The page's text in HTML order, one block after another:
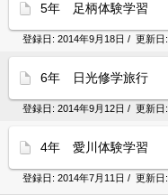
5年 足柄体験学習
登録日: 2014年9月18日 / 更新日:
6年 日光修学旅行
登録日: 2014年9月12日 / 更新日:
4年 愛川体験学習
登録日: 2014年7月11日 / 更新日: